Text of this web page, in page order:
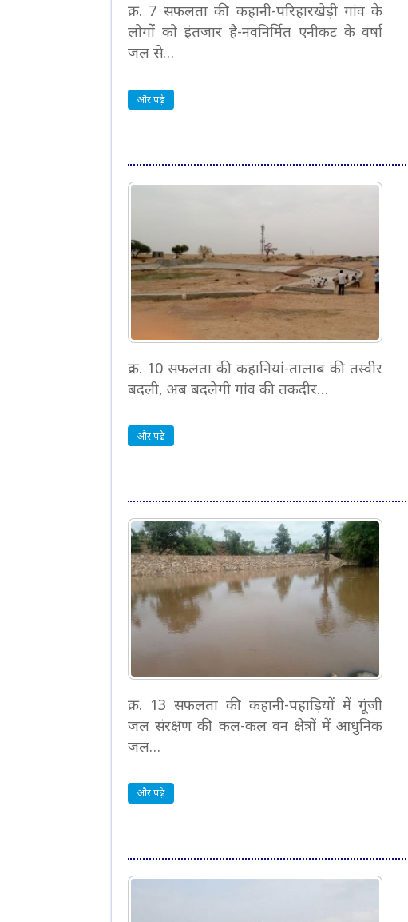
क्र. 7 सफलता की कहानी-परिहारखेड़ी गांव के
लोगों को इंतजार है-नवनिर्मित एनीकट के वर्षा
जल से…
और पढ़े
क्र. 10 सफलता की कहानियां-तालाब की तस्वीर
बदली, अब बदलेगी गांव की तकदीर…
और पढ़े
क्र. 13 सफलता की कहानी-पहाड़ियों में गूंजी
जल संरक्षण की कल-कल वन क्षेत्रों में आधुनिक
जल…
और पढ़े